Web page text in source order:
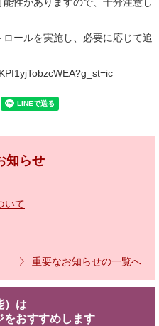
ールを実施し、必要に応じて追
知らせ
いて
重要なお知らせの一覧へ
）は
をおすすめします